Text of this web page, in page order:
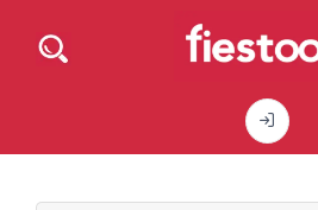
DIRECTORIO DE PROFESIONALES